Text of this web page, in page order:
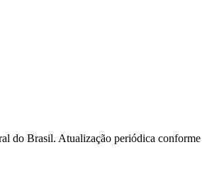
do Brasil. Atualização periódica conforme